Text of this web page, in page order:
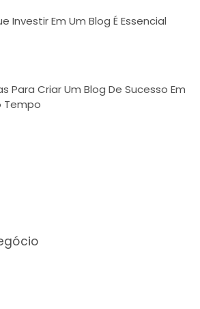
Investir Em Um Blog É Essencial
Para Criar Um Blog De Sucesso Em
Tempo